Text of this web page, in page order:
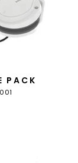
PACK